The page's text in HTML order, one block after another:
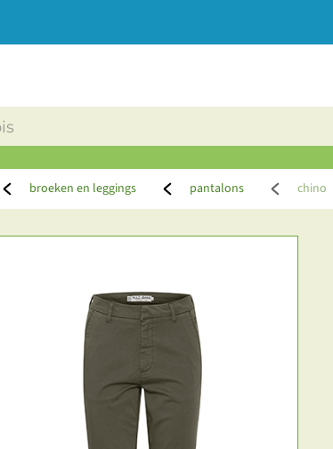
broeken en leggings pantalons chino